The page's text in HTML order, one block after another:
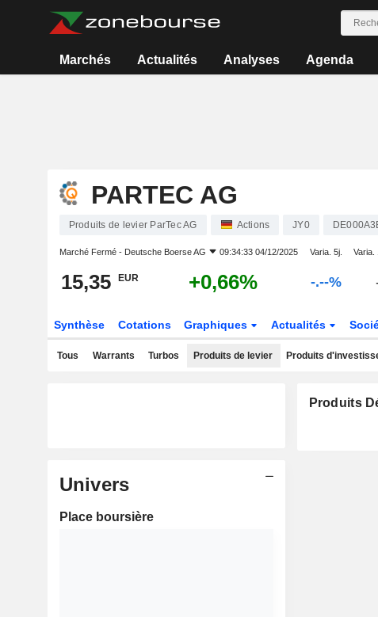
Marchés Actualités Analyses Agenda
PARTEC AG
Produits de levier ParTec AG Actions JY0
Marché Fermé - Deutsche Boerse AG 09:34:33 04/12/2025 Varia. 5j. Varia.
15,35 EUR +0,66% -.--%
Synthèse Cotations Graphiques Actualités
Tous Warrants Turbos Produits de levier Produits
Univers
Place boursière
Produits